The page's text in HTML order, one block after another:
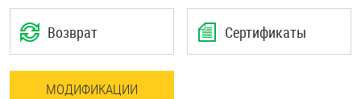
Возврат Сертификаты
МОДИФИКАЦИИ